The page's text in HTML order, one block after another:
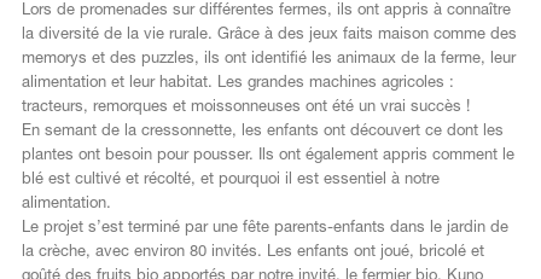
Lors de promenades sur différentes fermes, ils ont appris à connaître
la diversité de la vie rurale. Grâce à des jeux faits maison comme des
memorys et des puzzles, ils ont identifié les animaux de la ferme, leur
alimentation et leur habitat. Les grandes machines agricoles :
tracteurs, remorques et moissonneuses ont été un vrai succès !
En semant de la cressonnette, les enfants ont découvert ce dont les
plantes ont besoin pour pousser. Ils ont également appris comment le
blé est cultivé et récolté, et pourquoi il est essentiel à notre
alimentation.
Le projet s’est terminé par une fête parents-enfants dans le jardin de
la crèche, avec environ 80 invités. Les enfants ont joué, bricolé et
goûté des fruits bio apportés par notre invité, le fermier bio, Kuno